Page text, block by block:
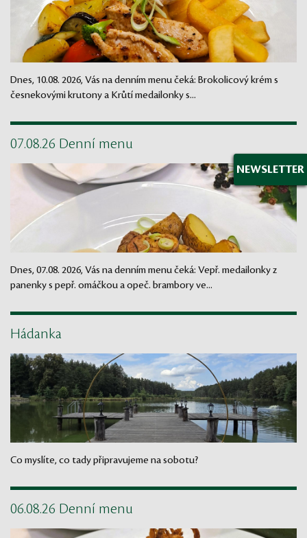
Dnes, 10.08. 2026, Vás na denním menu čeká: Brokolicový krém s
česnekovými krutony a Krůtí medailonky s...
07.08.26 Denní menu
Dnes, 07.08. 2026, Vás na denním menu čeká: Vepř. medailonky z
panenky s pepř. omáčkou a opeč. brambory ve...
Hádanka
Co myslíte, co tady připravujeme na sobotu?
06.08.26 Denní menu
NEWSLETTER